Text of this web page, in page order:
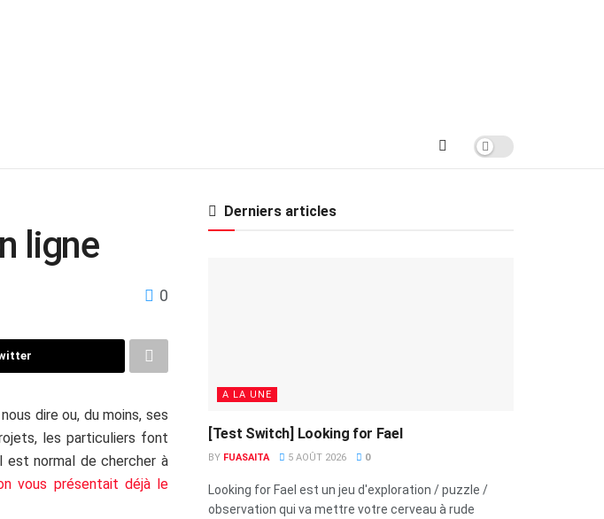
ligne
0
dire ou, du moins, ses
les particuliers font
est normal de chercher à
vous présentait déjà le
Derniers articles
A LA UNE
[Test Switch] Looking for Fael
BY FUASAITA 5 AOÛT 2026 0
Looking for Fael est un jeu d'exploration / puzzle /
observation qui va mettre votre cerveau à rude